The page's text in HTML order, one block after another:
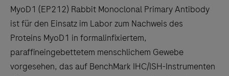
to
scroll
between
the
tabs
MyoD1 (EP212) Rabbit Monoclonal Primary Antibody
ist für den Einsatz im Labor zum Nachweis des
Proteins MyoD1 in formalinfixiertem,
paraffineingebettetem menschlichem Gewebe
vorgesehen, das auf BenchMark IHC/ISH-Instrumenten